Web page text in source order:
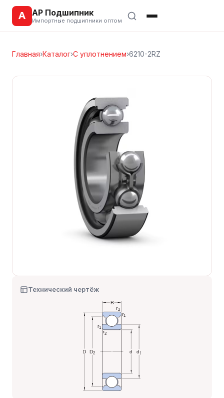
А АР Подшипник
Импортные подшипники оптом
Главная›Каталог›С уплотнением›6210-2RZ
Технический чертёж